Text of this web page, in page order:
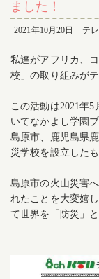
ました！
2021年10月20日 テ
私達がアフリカ、
校」の取り組みが
この活動は2021年
いてなかよし学園
島原市、鹿児島県
災学校を設立したも
島原市の火山災害
れたことを大変嬉
て世界を「防災」